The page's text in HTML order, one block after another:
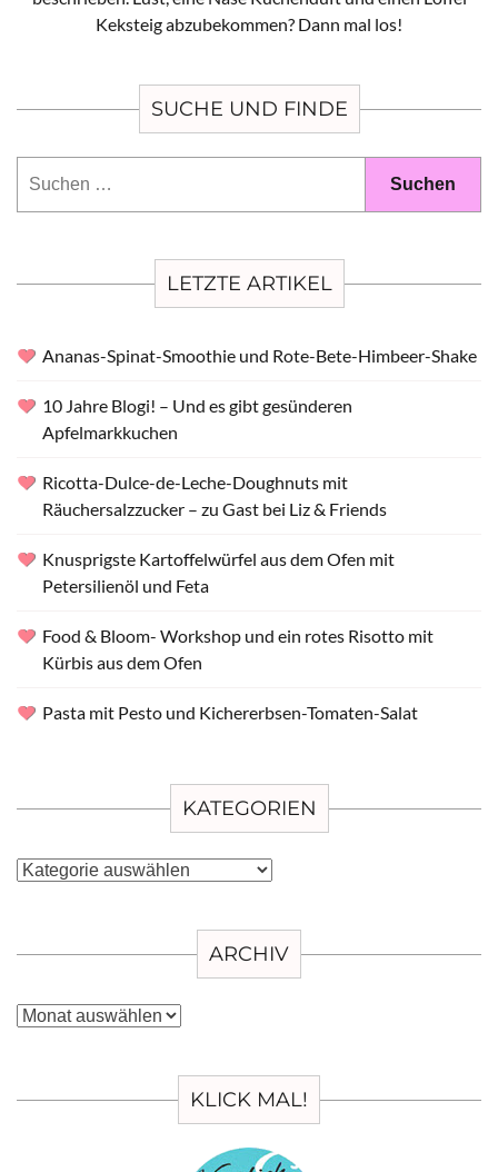
Keksteig abzubekommen? Dann mal los!
SUCHE UND FINDE
LETZTE ARTIKEL
Ananas-Spinat-Smoothie und Rote-Bete-Himbeer-Shake
10 Jahre Blogi! – Und es gibt gesünderen
Apfelmarkkuchen
Ricotta-Dulce-de-Leche-Doughnuts mit
Räuchersalzzucker – zu Gast bei Liz & Friends
Knusprigste Kartoffelwürfel aus dem Ofen mit
Petersilienöl und Feta
Food & Bloom- Workshop und ein rotes Risotto mit
Kürbis aus dem Ofen
Pasta mit Pesto und Kichererbsen-Tomaten-Salat
KATEGORIEN
Kategorien
ARCHIV
Archiv
KLICK MAL!